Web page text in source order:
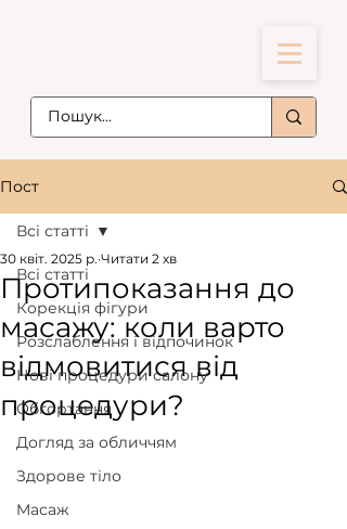
Пост
Всі статті
Корекція фігури
Розслаблення і відпочинок
Нові процедури салону
Обгортання
Догляд за обличчям
Здорове тіло
Maсаж
Всі статті
Протипоказання до
масажу: коли варто
відмовитися від
процедури?
30 квіт. 2025 р. Читати 2 хв